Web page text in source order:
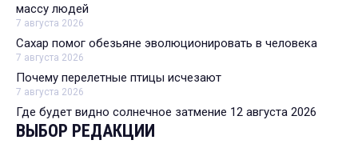
массу людей
7 августа 2026
Сахар помог обезьяне эволюционировать в человека
7 августа 2026
Почему перелетные птицы исчезают
7 августа 2026
Где будет видно солнечное затмение 12 августа 2026
ВЫБОР РЕДАКЦИИ